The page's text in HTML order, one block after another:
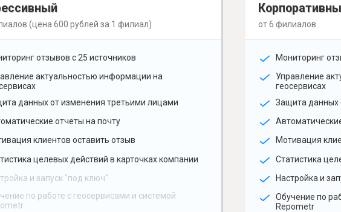
(цена 600 рублей за 1 филиал)
отзывов с 25 источников
актуальностью информации на
данных от изменения третьими лицами
отчеты на почту
клиентов оставить отзыв
целевых действий в карточках компании
и запуск "под ключ"
по работе с геосервисами и системой
от 6 филиалов
Мониторинг
Управление
геосервисах
Защита данных
Мотивация
Статистика
Настройка и
Обучение по
Repometr